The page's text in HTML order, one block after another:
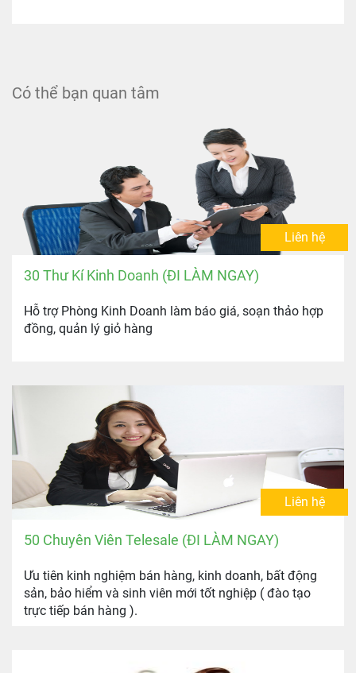
Có thể bạn quan tâm
Liên hệ
30 Thư Kí Kinh Doanh (ĐI LÀM NGAY)
Hỗ trợ Phòng Kinh Doanh làm báo giá, soạn thảo hợp
đồng, quản lý giỏ hàng
Liên hệ
50 Chuyên Viên Telesale (ĐI LÀM NGAY)
Ưu tiên kinh nghiệm bán hàng, kinh doanh, bất động
sản, bảo hiểm và sinh viên mới tốt nghiệp ( đào tạo
trực tiếp bán hàng ).